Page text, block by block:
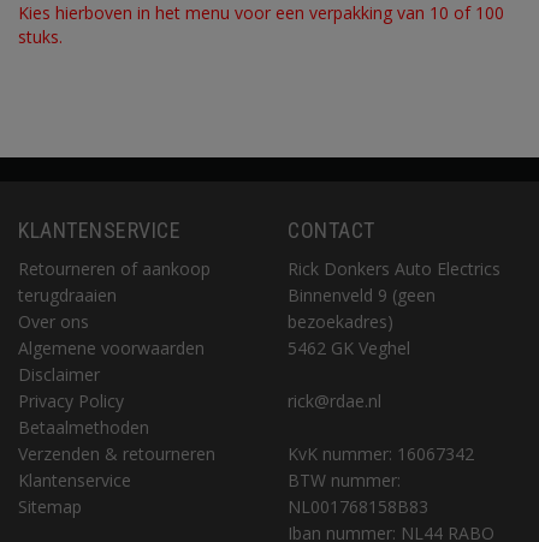
Kies hierboven in het menu voor een verpakking van 10 of 100
stuks.
KLANTENSERVICE
Retourneren of aankoop
terugdraaien
Over ons
Algemene voorwaarden
Disclaimer
Privacy Policy
Betaalmethoden
Verzenden & retourneren
Klantenservice
Sitemap
CONTACT
Rick Donkers Auto Electrics
Binnenveld 9 (geen
bezoekadres)
5462 GK Veghel
rick@rdae.nl
KvK nummer: 16067342
BTW nummer:
NL001768158B83
Iban nummer: NL44 RABO